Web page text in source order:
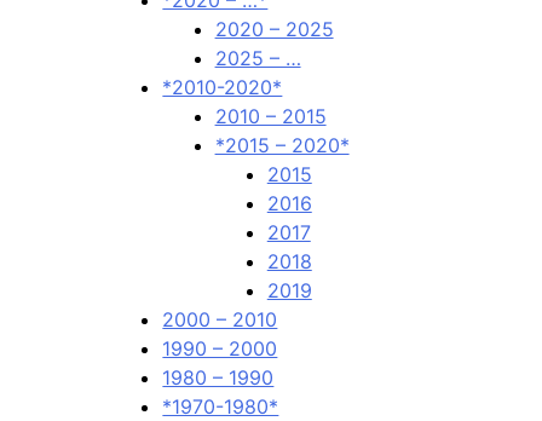
2020 – 2025
2025 – …
*2010-2020*
2010 – 2015
*2015 – 2020*
2015
2016
2017
2018
2019
2000 – 2010
1990 – 2000
1980 – 1990
*1970-1980*